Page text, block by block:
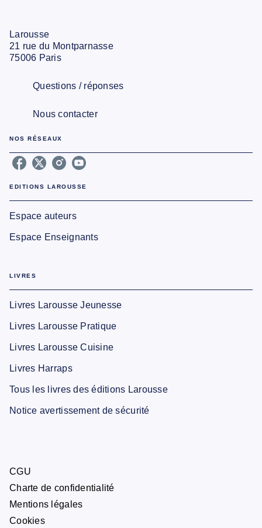
Larousse
21 rue du Montparnasse
75006 Paris
Questions / réponses
Nous contacter
NOS RÉSEAUX
EDITIONS LAROUSSE
Espace auteurs
Espace Enseignants
LIVRES
Livres Larousse Jeunesse
Livres Larousse Pratique
Livres Larousse Cuisine
Livres Harraps
Tous les livres des éditions Larousse
Notice avertissement de sécurité
CGU
Charte de confidentialité
Mentions légales
Cookies